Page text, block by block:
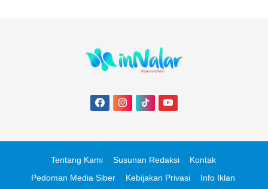
Tentang Kami Susunan Redaksi
Kontak
Pedoman Media Siber
Kebijakan Privasi Info Iklan